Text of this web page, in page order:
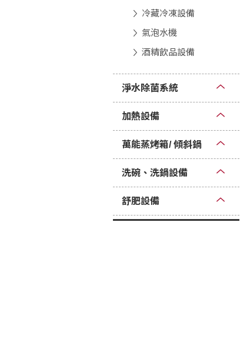
冷藏冷凍設備
氣泡水機
酒精飲品設備
淨水除菌系統
加熱設備
萬能蒸烤箱/ 傾斜鍋
洗碗、洗鍋設備
舒肥設備